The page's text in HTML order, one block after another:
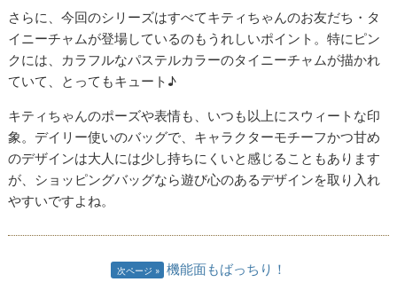
さらに、今回のシリーズはすべてキティちゃんのお友だち・タ
イニーチャムが登場しているのもうれしいポイント。特にピン
クには、カラフルなパステルカラーのタイニーチャムが描かれ
ていて、とってもキュート♪
キティちゃんのポーズや表情も、いつも以上にスウィートな印
象。デイリー使いのバッグで、キャラクターモチーフかつ甘め
のデザインは大人には少し持ちにくいと感じることもあります
が、ショッピングバッグなら遊び心のあるデザインを取り入れ
やすいですよね。
次ページ 機能面もばっちり！